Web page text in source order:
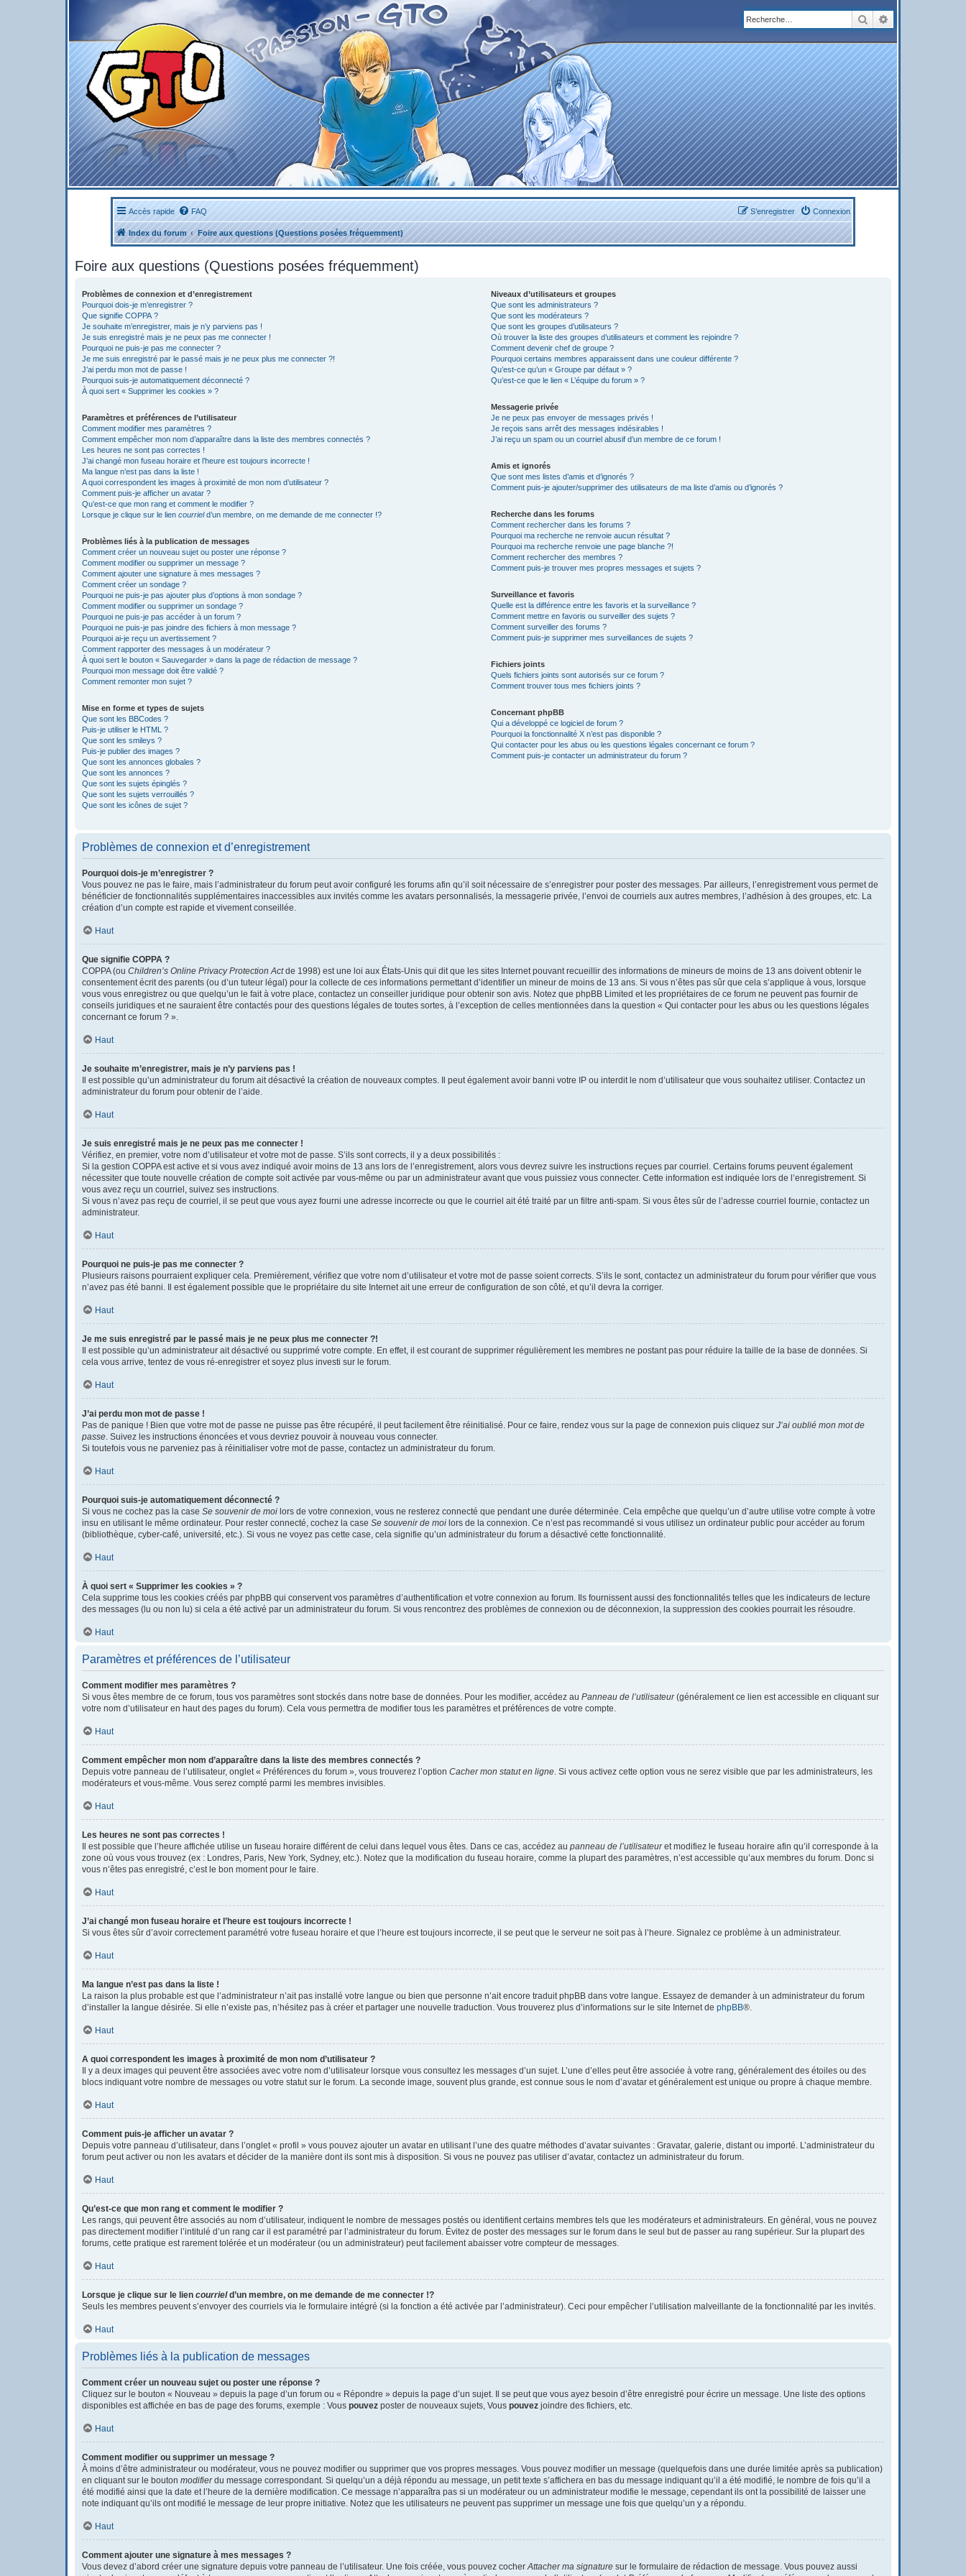
Rechercher
Accès rapide FAQ Connexion
S’enregistrer
Index du forum Foire aux questions (Questions posées fréquemment)
Foire aux questions (Questions posées fréquemment)
Problèmes de connexion et d’enregistrement
Pourquoi dois-je m’enregistrer ?
Que signifie COPPA ?
Je souhaite m’enregistrer, mais je n’y parviens pas !
Je suis enregistré mais je ne peux pas me connecter !
Pourquoi ne puis-je pas me connecter ?
Je me suis enregistré par le passé mais je ne peux plus me connecter ?!
J’ai perdu mon mot de passe !
Pourquoi suis-je automatiquement déconnecté ?
À quoi sert « Supprimer les cookies » ?
Paramètres et préférences de l’utilisateur
Comment modifier mes paramètres ?
Comment empêcher mon nom d’apparaître dans la liste des membres connectés ?
Les heures ne sont pas correctes !
J’ai changé mon fuseau horaire et l’heure est toujours incorrecte !
Ma langue n’est pas dans la liste !
A quoi correspondent les images à proximité de mon nom d’utilisateur ?
Comment puis-je afficher un avatar ?
Qu’est-ce que mon rang et comment le modifier ?
Lorsque je clique sur le lien courrield’un membre, on me demande de me connecter !?
Problèmes liés à la publication de messages
Comment créer un nouveau sujet ou poster une réponse ?
Comment modifier ou supprimer un message ?
Comment ajouter une signature à mes messages ?
Comment créer un sondage ?
Pourquoi ne puis-je pas ajouter plus d’options à mon sondage ?
Comment modifier ou supprimer un sondage ?
Pourquoi ne puis-je pas accéder à un forum ?
Pourquoi ne puis-je pas joindre des fichiers à mon message ?
Pourquoi ai-je reçu un avertissement ?
Comment rapporter des messages à un modérateur ?
À quoi sert le bouton « Sauvegarder » dans la page de rédaction de message ?
Pourquoi mon message doit être validé ?
Comment remonter mon sujet ?
Mise en forme et types de sujets
Que sont les BBCodes ?
Puis-je utiliser le HTML ?
Que sont les smileys ?
Puis-je publier des images ?
Que sont les annonces globales ?
Que sont les annonces ?
Que sont les sujets épinglés ?
Que sont les sujets verrouillés ?
Que sont les icônes de sujet ?
Niveaux d’utilisateurs et groupes
Que sont les administrateurs ?
Que sont les modérateurs ?
Que sont les groupes d’utilisateurs ?
Où trouver la liste des groupes d’utilisateurs et comment les rejoindre ?
Comment devenir chef de groupe ?
Pourquoi certains membres apparaissent dans une couleur différente ?
Qu’est-ce qu’un « Groupe par défaut » ?
Qu’est-ce que le lien « L’équipe du forum » ?
Messagerie privée
Je ne peux pas envoyer de messages privés !
Je reçois sans arrêt des messages indésirables !
J’ai reçu un spam ou un courriel abusif d’un membre de ce forum !
Amis et ignorés
Que sont mes listes d’amis et d’ignorés ?
Comment puis-je ajouter/supprimer des utilisateurs de ma liste d’amis ou d’ignorés ?
Recherche dans les forums
Comment rechercher dans les forums ?
Pourquoi ma recherche ne renvoie aucun résultat ?
Pourquoi ma recherche renvoie une page blanche ?!
Comment rechercher des membres ?
Comment puis-je trouver mes propres messages et sujets ?
Surveillance et favoris
Quelle est la différence entre les favoris et la surveillance ?
Comment mettre en favoris ou surveiller des sujets ?
Comment surveiller des forums ?
Comment puis-je supprimer mes surveillances de sujets ?
Fichiers joints
Quels fichiers joints sont autorisés sur ce forum ?
Comment trouver tous mes fichiers joints ?
Concernant phpBB
Qui a développé ce logiciel de forum ?
Pourquoi la fonctionnalité X n’est pas disponible ?
Qui contacter pour les abus ou les questions légales concernant ce forum ?
Comment puis-je contacter un administrateur du forum ?
Problèmes de connexion et d’enregistrement
Pourquoi dois-je m’enregistrer ?
Vous pouvez ne pas le faire, mais l’administrateur du forum peut avoir configuré les forums afin qu’il soit nécessaire de s’enregistrer pour poster des messages. Par ailleurs, l’enregistrement vous permet de
bénéficier de fonctionnalités supplémentaires inaccessibles aux invités comme les avatars personnalisés, la messagerie privée, l’envoi de courriels aux autres membres, l’adhésion à des groupes, etc. La
création d’un compte est rapide et vivement conseillée.
Haut
Que signifie COPPA ?
COPPA (ou Children’s Online Privacy Protection Actde 1998) est une loi aux États-Unis qui dit que les sites Internet pouvant recueillir des informations de mineurs de moins de 13 ans doivent obtenir le
consentement écrit des parents (ou d’un tuteur légal) pour la collecte de ces informations permettant d’identifier un mineur de moins de 13 ans. Si vous n’êtes pas sûr que cela s’applique à vous, lorsque
vous vous enregistrez ou que quelqu’un le fait à votre place, contactez un conseiller juridique pour obtenir son avis. Notez que phpBB Limited et les propriétaires de ce forum ne peuvent pas fournir de
conseils juridiques et ne sauraient être contactés pour des questions légales de toutes sortes, à l’exception de celles mentionnées dans la question « Qui contacter pour les abus ou les questions légales
concernant ce forum ? ».
Haut
Je souhaite m’enregistrer, mais je n’y parviens pas !
Il est possible qu’un administrateur du forum ait désactivé la création de nouveaux comptes. Il peut également avoir banni votre IP ou interdit le nom d’utilisateur que vous souhaitez utiliser. Contactez un
administrateur du forum pour obtenir de l’aide.
Haut
Je suis enregistré mais je ne peux pas me connecter !
Vérifiez, en premier, votre nom d’utilisateur et votre mot de passe. S’ils sont corrects, il y a deux possibilités :
Si la gestion COPPA est active et si vous avez indiqué avoir moins de 13 ans lors de l’enregistrement, alors vous devrez suivre les instructions reçues par courriel. Certains forums peuvent également
nécessiter que toute nouvelle création de compte soit activée par vous-même ou par un administrateur avant que vous puissiez vous connecter. Cette information est indiquée lors de l’enregistrement. Si
vous avez reçu un courriel, suivez ses instructions.
Si vous n’avez pas reçu de courriel, il se peut que vous ayez fourni une adresse incorrecte ou que le courriel ait été traité par un filtre anti-spam. Si vous êtes sûr de l’adresse courriel fournie, contactez un
administrateur.
Haut
Pourquoi ne puis-je pas me connecter ?
Plusieurs raisons pourraient expliquer cela. Premièrement, vérifiez que votre nom d’utilisateur et votre mot de passe soient corrects. S’ils le sont, contactez un administrateur du forum pour vérifier que vous
n’avez pas été banni. Il est également possible que le propriétaire du site Internet ait une erreur de configuration de son côté, et qu’il devra la corriger.
Haut
Je me suis enregistré par le passé mais je ne peux plus me connecter ?!
Il est possible qu’un administrateur ait désactivé ou supprimé votre compte. En effet, il est courant de supprimer régulièrement les membres ne postant pas pour réduire la taille de la base de données. Si
cela vous arrive, tentez de vous ré-enregistrer et soyez plus investi sur le forum.
Haut
J’ai perdu mon mot de passe !
Pas de panique ! Bien que votre mot de passe ne puisse pas être récupéré, il peut facilement être réinitialisé. Pour ce faire, rendez vous sur la page de connexion puis cliquez sur J’ai oublié mon mot de
passe. Suivez les instructions énoncées et vous devriez pouvoir à nouveau vous connecter.
Si toutefois vous ne parveniez pas à réinitialiser votre mot de passe, contactez un administrateur du forum.
Haut
Pourquoi suis-je automatiquement déconnecté ?
Si vous ne cochez pas la case Se souvenir de moi lors de votre connexion, vous ne resterez connecté que pendant une durée déterminée. Cela empêche que quelqu’un d’autre utilise votre compte à votre
insu en utilisant le même ordinateur. Pour rester connecté, cochez la case Se souvenir de moi lors de la connexion. Ce n’est pas recommandé si vous utilisez un ordinateur public pour accéder au forum
(bibliothèque, cyber-café, université, etc.). Si vous ne voyez pas cette case, cela signifie qu’un administrateur du forum a désactivé cette fonctionnalité.
Haut
À quoi sert « Supprimer les cookies » ?
Cela supprime tous les cookies créés par phpBB qui conservent vos paramètres d’authentification et votre connexion au forum. Ils fournissent aussi des fonctionnalités telles que les indicateurs de lecture
des messages (lu ou non lu) si cela a été activé par un administrateur du forum. Si vous rencontrez des problèmes de connexion ou de déconnexion, la suppression des cookies pourrait les résoudre.
Haut
Paramètres et préférences de l’utilisateur
Comment modifier mes paramètres ?
Si vous êtes membre de ce forum, tous vos paramètres sont stockés dans notre base de données. Pour les modifier, accédez au Panneau de l’utilisateur(généralement ce lien est accessible en cliquant sur
votre nom d’utilisateur en haut des pages du forum). Cela vous permettra de modifier tous les paramètres et préférences de votre compte.
Haut
Comment empêcher mon nom d’apparaître dans la liste des membres connectés ?
Depuis votre panneau de l’utilisateur, onglet « Préférences du forum », vous trouverez l’option Cacher mon statut en ligne. Si vous activez cette option vous ne serez visible que par les administrateurs, les
modérateurs et vous-même. Vous serez compté parmi les membres invisibles.
Haut
Les heures ne sont pas correctes !
Il est possible que l’heure affichée utilise un fuseau horaire différent de celui dans lequel vous êtes. Dans ce cas, accédez au panneau de l’utilisateuret modifiez le fuseau horaire afin qu’il corresponde à la
zone où vous vous trouvez (ex : Londres, Paris, New York, Sydney, etc.). Notez que la modification du fuseau horaire, comme la plupart des paramètres, n’est accessible qu’aux membres du forum. Donc si
vous n’êtes pas enregistré, c’est le bon moment pour le faire.
Haut
J’ai changé mon fuseau horaire et l’heure est toujours incorrecte !
Si vous êtes sûr d’avoir correctement paramétré votre fuseau horaire et que l’heure est toujours incorrecte, il se peut que le serveur ne soit pas à l’heure. Signalez ce problème à un administrateur.
Haut
Ma langue n’est pas dans la liste !
La raison la plus probable est que l’administrateur n’ait pas installé votre langue ou bien que personne n’ait encore traduit phpBB dans votre langue. Essayez de demander à un administrateur du forum
d’installer la langue désirée. Si elle n’existe pas, n’hésitez pas à créer et partager une nouvelle traduction. Vous trouverez plus d’informations sur le site Internet de phpBB®.
Haut
A quoi correspondent les images à proximité de mon nom d’utilisateur ?
Il y a deux images qui peuvent être associées avec votre nom d’utilisateur lorsque vous consultez les messages d’un sujet. L’une d’elles peut être associée à votre rang, généralement des étoiles ou des
blocs indiquant votre nombre de messages ou votre statut sur le forum. La seconde image, souvent plus grande, est connue sous le nom d’avatar et généralement est unique ou propre à chaque membre.
Haut
Comment puis-je afficher un avatar ?
Depuis votre panneau d’utilisateur, dans l’onglet « profil » vous pouvez ajouter un avatar en utilisant l’une des quatre méthodes d’avatar suivantes : Gravatar, galerie, distant ou importé. L’administrateur du
forum peut activer ou non les avatars et décider de la manière dont ils sont mis à disposition. Si vous ne pouvez pas utiliser d’avatar, contactez un administrateur du forum.
Haut
Qu’est-ce que mon rang et comment le modifier ?
Les rangs, qui peuvent être associés au nom d’utilisateur, indiquent le nombre de messages postés ou identifient certains membres tels que les modérateurs et administrateurs. En général, vous ne pouvez
pas directement modifier l’intitulé d’un rang car il est paramétré par l’administrateur du forum. Évitez de poster des messages sur le forum dans le seul but de passer au rang supérieur. Sur la plupart des
forums, cette pratique est rarement tolérée et un modérateur (ou un administrateur) peut facilement abaisser votre compteur de messages.
Haut
Lorsque je clique sur le lien courrield’un membre, on me demande de me connecter !?
Seuls les membres peuvent s’envoyer des courriels via le formulaire intégré (si la fonction a été activée par l’administrateur). Ceci pour empêcher l’utilisation malveillante de la fonctionnalité par les invités.
Haut
Problèmes liés à la publication de messages
Comment créer un nouveau sujet ou poster une réponse ?
Cliquez sur le bouton « Nouveau » depuis la page d’un forum ou « Répondre » depuis la page d’un sujet. Il se peut que vous ayez besoin d’être enregistré pour écrire un message. Une liste des options
disponibles est affichée en bas de page des forums, exemple : Vous pouvez poster de nouveaux sujets, Vous pouvez joindre des fichiers, etc.
Haut
Comment modifier ou supprimer un message ?
À moins d’être administrateur ou modérateur, vous ne pouvez modifier ou supprimer que vos propres messages. Vous pouvez modifier un message (quelquefois dans une durée limitée après sa publication)
en cliquant sur le bouton modifierdu message correspondant. Si quelqu’un a déjà répondu au message, un petit texte s’affichera en bas du message indiquant qu’il a été modifié, le nombre de fois qu’il a
été modifié ainsi que la date et l’heure de la dernière modification. Ce message n’apparaîtra pas si un modérateur ou un administrateur modifie le message, cependant ils ont la possibilité de laisser une
note indiquant qu’ils ont modifié le message de leur propre initiative. Notez que les utilisateurs ne peuvent pas supprimer un message une fois que quelqu’un y a répondu.
Haut
Comment ajouter une signature à mes messages ?
Vous devez d’abord créer une signature depuis votre panneau de l’utilisateur. Une fois créée, vous pouvez cocherAttacher ma signature sur le formulaire de rédaction de message. Vous pouvez aussi